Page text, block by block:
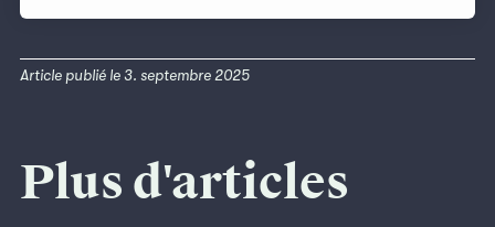
Article publié le 3. septembre 2025
Plus d'articles